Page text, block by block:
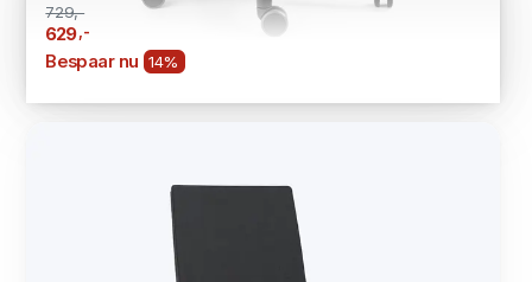
729,-
629,-
Bespaar nu 14%